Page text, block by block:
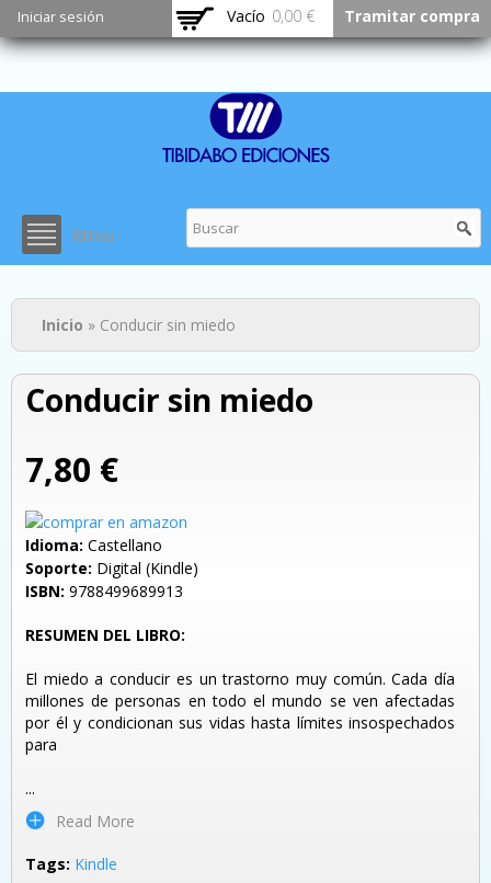
Pasar al
contenido
principal
Iniciar sesión Vacío 0,00 € Tramitar compra
Menu
Usted está aquí
Inicio » Conducir sin miedo
Conducir sin miedo
7,80 €
Idioma: Castellano
Soporte: Digital (Kindle)
ISBN: 9788499689913
RESUMEN DEL LIBRO:
El miedo a conducir es un trastorno muy común. Cada día
millones de personas en todo el mundo se ven afectadas
por él y condicionan sus vidas hasta límites insospechados
para
...
Read More
Tags: Kindle